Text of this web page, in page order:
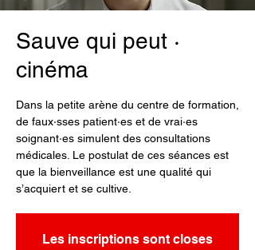
Sauve qui peut ·
cinéma
Dans la petite arène du centre de formation,
de faux·sses patient·es et de vrai·es
soignant·es simulent des consultations
médicales. Le postulat de ces séances est
que la bienveillance est une qualité qui
s’acquiert et se cultive.
Les inscriptions sont closes